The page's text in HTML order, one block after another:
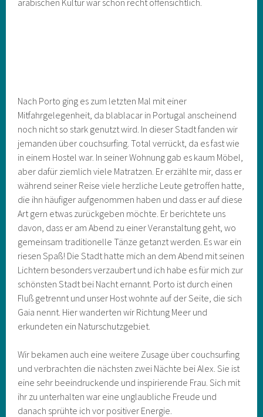
Nach Porto ging es zum letzten Mal mit einer
Mitfahrgelegenheit, da blablacar in Portugal anscheinend
noch nicht so stark genutzt wird. In dieser Stadt fanden wir
jemanden über couchsurfing. Total verrückt, da es fast wie
in einem Hostel war. In seiner Wohnung gab es kaum Möbel,
aber dafür ziemlich viele Matratzen. Er erzählte mir, dass er
während seiner Reise viele herzliche Leute getroffen hatte,
die ihn häufiger aufgenommen haben und dass er auf diese
Art gern etwas zurückgeben möchte. Er berichtete uns
davon, dass er am Abend zu einer Veranstaltung geht, wo
gemeinsam traditionelle Tänze getanzt werden. Es war ein
riesen Spaß! Die Stadt hatte mich an dem Abend mit seinen
Lichtern besonders verzaubert und ich habe es für mich zur
schönsten Stadt bei Nacht ernannt. Porto ist durch einen
Fluß getrennt und unser Host wohnte auf der Seite, die sich
Gaia nennt. Hier wanderten wir Richtung Meer und
erkundeten ein Naturschutzgebiet.
Wir bekamen auch eine weitere Zusage über couchsurfing
und verbrachten die nächsten zwei Nächte bei Alex. Sie ist
eine sehr beeindruckende und inspirierende Frau. Sich mit
ihr zu unterhalten war eine unglaubliche Freude und
danach sprühte ich vor positiver Energie.